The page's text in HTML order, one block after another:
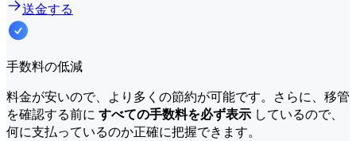
送金する
手数料の低減
料金が安いので、より多くの節約が可能です。さらに、移管
を確認する前に すべての手数料を必ず表示 しているので、
何に支払っているのか正確に把握できます。